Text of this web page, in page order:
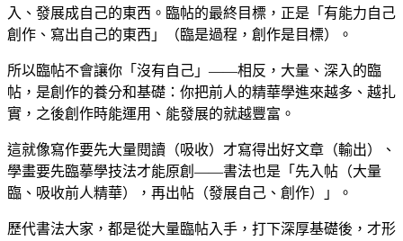
入、發展成自己的東西。臨帖的最終目標，正是「有能力自己
創作、寫出自己的東西」（臨是過程，創作是目標）。
所以臨帖不會讓你「沒有自己」——相反，大量、深入的臨
帖，是創作的養分和基礎：你把前人的精華學進來越多、越扎
實，之後創作時能運用、能發展的就越豐富。
這就像寫作要先大量閱讀（吸收）才寫得出好文章（輸出）、
學畫要先臨摹學技法才能原創——書法也是「先入帖（大量
臨、吸收前人精華），再出帖（發展自己、創作）」。
歷代書法大家，都是從大量臨帖入手，打下深厚基礎後，才形